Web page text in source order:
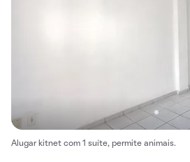
Alugar kitnet com 1 suíte, permite animais.